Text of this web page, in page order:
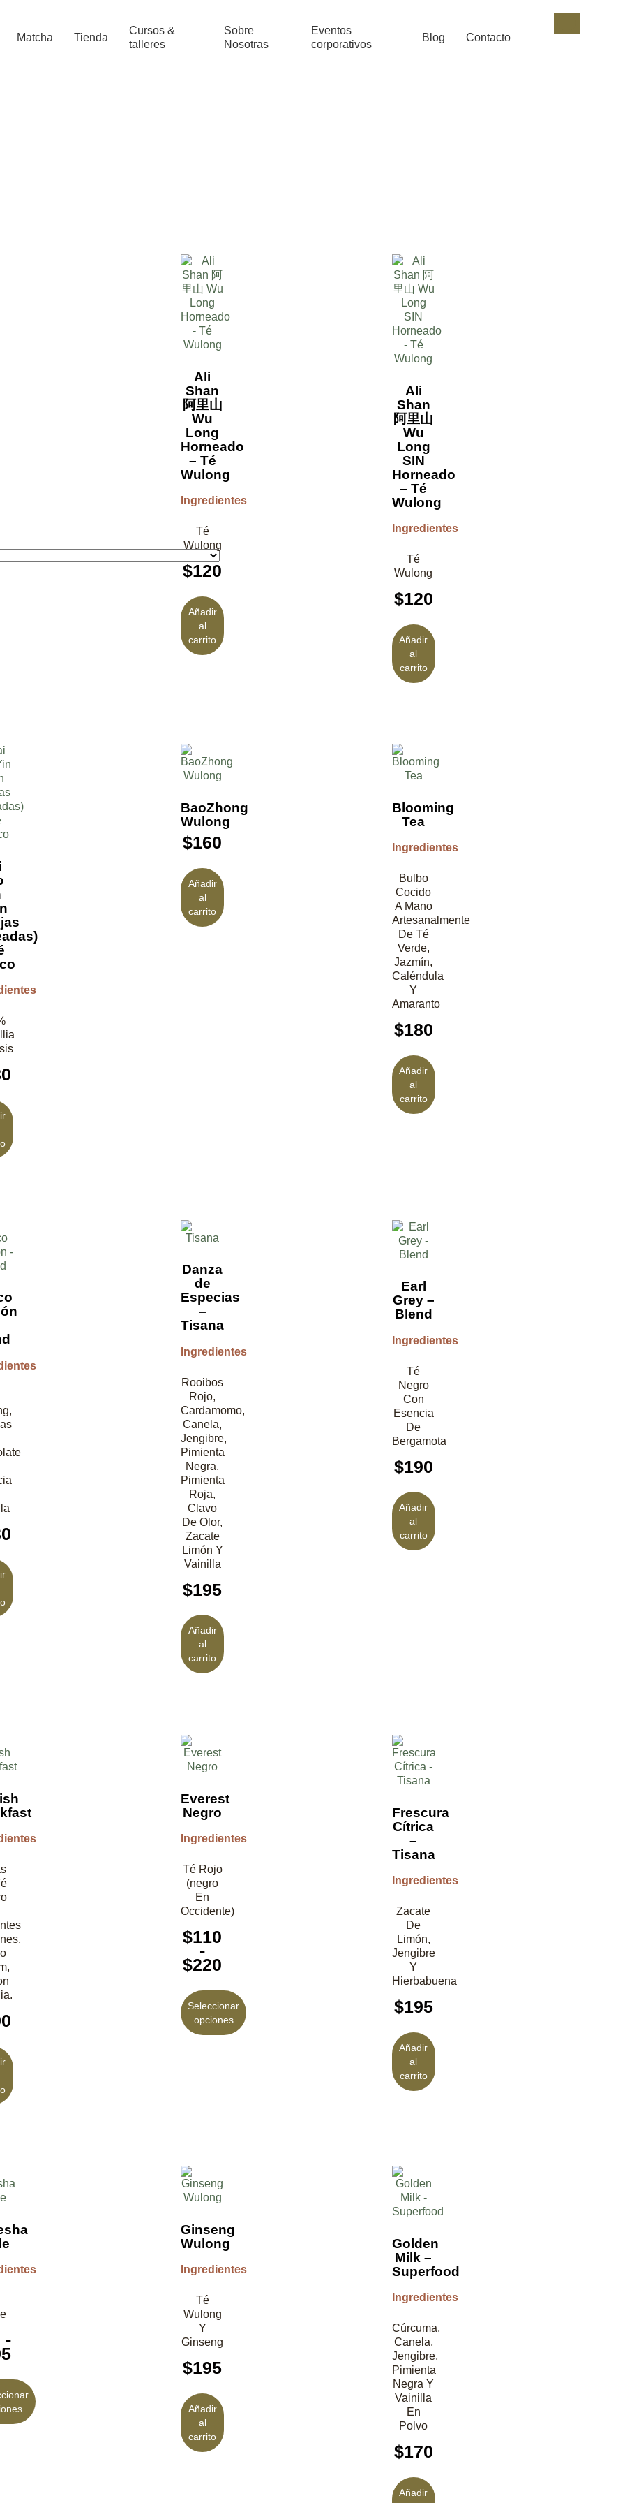
Matcha Tienda
Cursos &
talleres
Sobre
Nosotras
Eventos
corporativos
Blog Contacto
Ali
Shan
阿里山
Wu
Long
Horneado
– Té
Wulong
Ingredientes
Té
Wulong
$120
Añadir
al
carrito
Ali
Shan
阿里山
Wu
Long
SIN
Horneado
– Té
Wulong
Ingredientes
Té
Wulong
$120
Añadir
al
carrito
BaoZhong
Wulong
$160
Añadir
al
carrito
Blooming
Tea
Ingredientes
Bulbo
Cocido
A Mano
Artesanalmente
De Té
Verde,
Jazmín,
Caléndula
Y
Amaranto
$180
Añadir
al
carrito
Danza
de
Especias
–
Tisana
Ingredientes
Rooibos
Rojo,
Cardamomo,
Canela,
Jengibre,
Pimienta
Negra,
Pimienta
Roja,
Clavo
De Olor,
Zacate
Limón Y
Vainilla
$195
Añadir
al
carrito
Earl
Grey –
Blend
Ingredientes
Té
Negro
Con
Esencia
De
Bergamota
$190
Añadir
al
carrito
Everest
Negro
Ingredientes
Té Rojo
(negro
En
Occidente)
$110
-
$220
Seleccionar
opciones
Frescura
Cítrica
–
Tisana
Ingredientes
Zacate
De
Limón,
Jengibre
Y
Hierbabuena
$195
Añadir
al
carrito
-
Ginseng
Wulong
Ingredientes
Té
Wulong
Y
Ginseng
$195
Añadir
al
carrito
Golden
Milk –
Superfood
Ingredientes
Cúrcuma,
Canela,
Jengibre,
Pimienta
Negra Y
Vainilla
En
Polvo
$170
Añadir